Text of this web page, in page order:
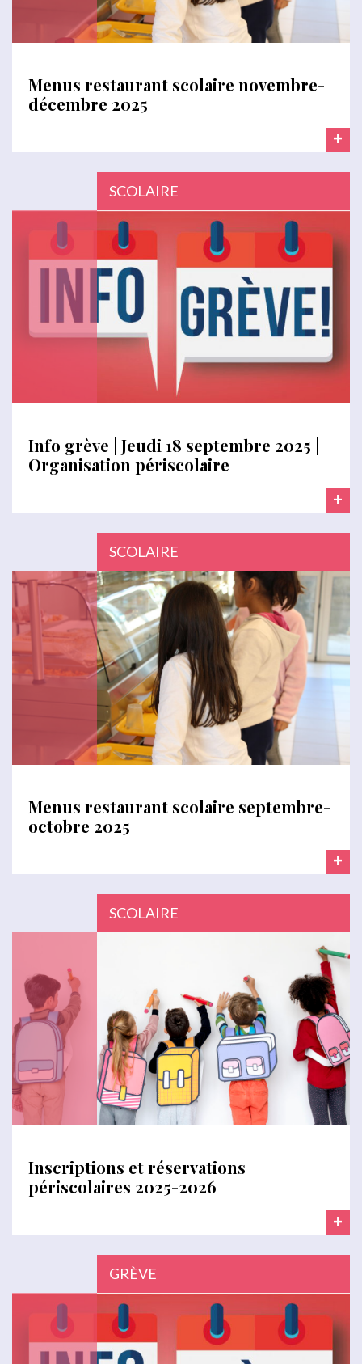
Menus restaurant scolaire novembre-
décembre 2025
+
SCOLAIRE
Info grève | Jeudi 18 septembre 2025 |
Organisation périscolaire
+
SCOLAIRE
Menus restaurant scolaire septembre-
octobre 2025
+
SCOLAIRE
Inscriptions et réservations
périscolaires 2025-2026
+
GRÈVE